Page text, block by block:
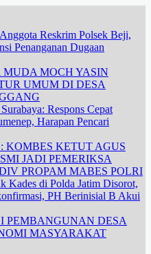
Reskrim Polsek Beji,
Penanganan Dugaan
MUDA MOCH YASIN
UMUM DI DESA
Respons Cepat
Harapan Pencari
KOMBES KETUT AGUS
JADI PEMERIKSA
PROPAM MABES POLRI
Kades di Polda Jatim Disorot,
PH Berinisial B Akui
PEMBANGUNAN DESA
MASYARAKAT